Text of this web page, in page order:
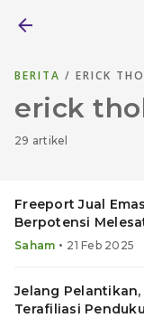
BERITA / ERICK
erick
29 artikel
Freeport Jual
Berpotensi
Saham • 21 Feb 2025
Jelang
Terafiliasi